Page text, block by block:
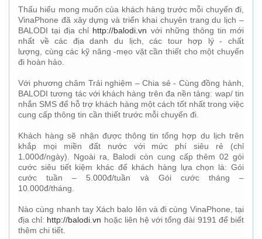
Thấu hiểu mong muốn của khách hàng trước mỗi chuyến đi,
VinaPhone đã xây dựng và triển khai chuyên trang du lịch –
BALODI tại địa chỉ http://balodi.vn với những thông tin mới
nhất về các địa danh du lịch, các tour hợp lý-chất
lượng, cùngcác kỹ năng-mẹo vặt cần thiết cho một chuyến
đi hoàn hảo.
Với phương châm Trải nghiệm – Chia sẻ - Cùng đồng hành,
BALODI tương tác với khách hàng trên đa nền tảng: wap/ tin
nhắn SMS để hỗ trợ khách hàng một cách tốt nhất trong việc
cung cấp thông tin cần thiết trước mỗi chuyến đi.
Khách hàng sẽ nhận được thông tin tổng hợp du lịch trên
khắp mọi miền đất nước với mức phí siêu rẻ (chỉ
1.000đ/ngày). Ngoài ra, Balodi còn cung cấp thêm 02 gói
cước siêu tiết kiệm khác để khách hàng lựa chọn là: Gói
cước tuần – 5.000đ/tuần và Gói cước tháng –
10.000đ/tháng.
Nào cùng nhanh tay Xách balo lên và đi cùng VinaPhone, tại
địa chỉ: http://balodi.vn hoặc liên hệ với tổng đài 9191 để biết
thêm chi tiết.